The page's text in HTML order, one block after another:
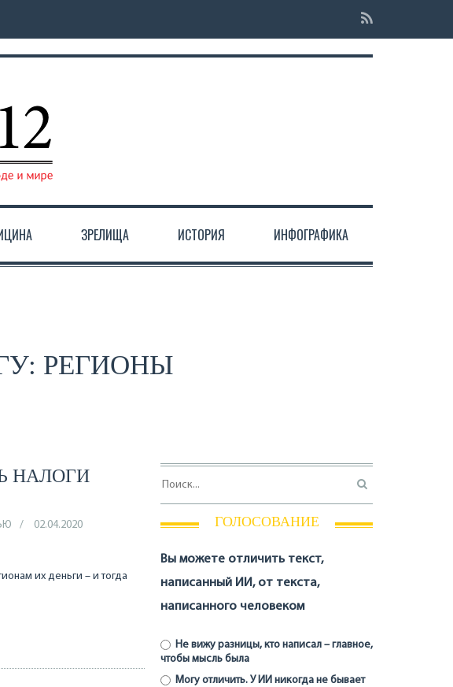
ЗРЕЛИЩА ИСТОРИЯ ИНФОГРАФИКА
РЕГИОНЫ
НАЛОГИ
02.04.2020
их деньги – и тогда
ГОЛОСОВАНИЕ
Вы можете отличить текст,
написанный ИИ, от текста,
написанного человеком
Не вижу разницы, кто написал – главное,
чтобы мысль была
Могу отличить. У ИИ никогда не бывает